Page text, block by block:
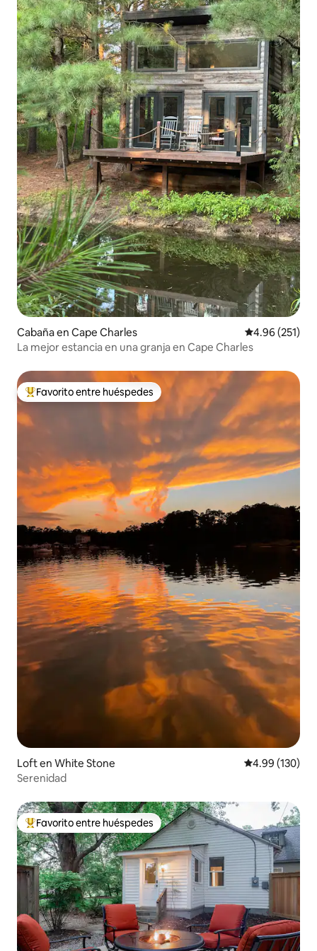
Cabaña en Cape Charles Calificación
4.96 (251)
La mejor estancia en una granja en Cape Charles
De los mejores en Favorito entre huéspedes
Favorito entre huéspedes
Loft en White Stone Calificación
4.99 (130)
Serenidad
De los mejores en Favorito entre huéspedes
Favorito entre huéspedes